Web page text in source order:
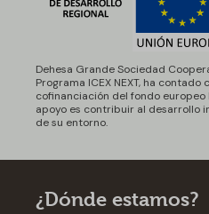
¿Dónde estamos?
Dehesa Grande Sociedad
Programa ICEX NEXT, ha contado
cofinanciación del fondo europeo
apoyo es contribuir al desarrollo
de su entorno.